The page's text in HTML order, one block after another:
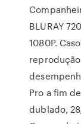
BLURAY
1080P.
Pro a fim
dublado,